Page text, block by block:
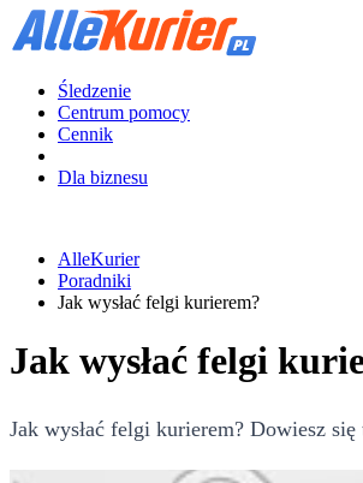
Śledzenie
Centrum pomocy
Cennik
Dla biznesu
AlleKurier
Poradniki
Jak wysłać felgi kurierem?
Jak wysłać felgi
Jak wysłać felgi kurierem? Dowiesz